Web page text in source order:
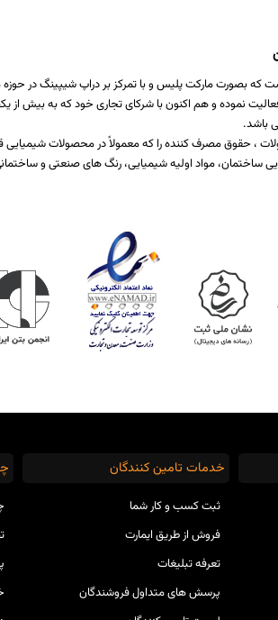
که بصورت مارکت پلیس و با تمرکز بر دراپ شیپینگ در
نیازمندی صنایع مختلف تولیدی است که از سال 1397 شروع به فعالیت نموده و هم
باشد.
، حقوق مصرف کننده را که معمولاً در محصولات
مواد اولیه شیمیایی، رنگ های صنعتی و
خدمات تامین کنندگان
ثبت کسب و کار شما
فروش از طریق ایمارت
تعرفه تبلیغات
پرسش های متداول فروشندگان